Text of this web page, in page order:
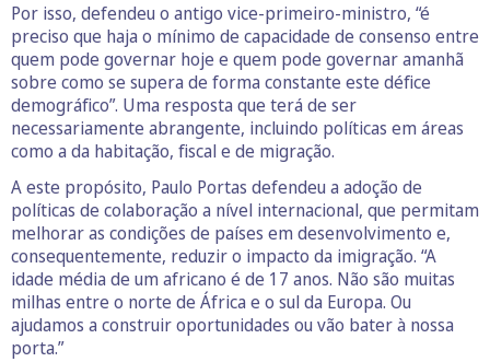
Por isso, defendeu o antigo vice-primeiro-ministro, “é
preciso que haja o mínimo de capacidade de consenso entre
quem pode governar hoje e quem pode governar amanhã
sobre como se supera de forma constante este défice
demográfico”. Uma resposta que terá de ser
necessariamente abrangente, incluindo políticas em áreas
como a da habitação, fiscal e de migração.
A este propósito, Paulo Portas defendeu a adoção de
políticas de colaboração a nível internacional, que permitam
melhorar as condições de países em desenvolvimento e,
consequentemente, reduzir o impacto da imigração. “A
idade média de um africano é de 17 anos. Não são muitas
milhas entre o norte de África e o sul da Europa. Ou
ajudamos a construir oportunidades ou vão bater à nossa
porta.”